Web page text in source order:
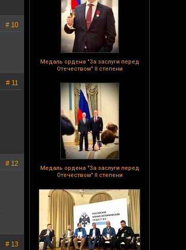
Медаль ордена "За заслуги перед
Отечеством" II степени
Медаль ордена "За заслуги перед
Отечеством" II степени
# 10
# 11
# 12
# 13